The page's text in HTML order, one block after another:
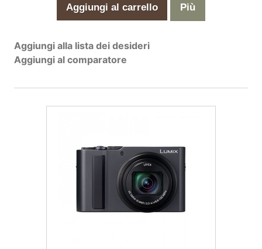
Aggiungi al carrello Più
Aggiungi alla lista dei desideri
Aggiungi al comparatore